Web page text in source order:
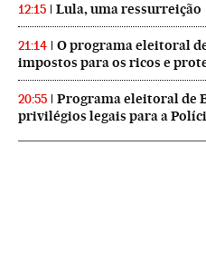
12:15 Lula, uma ressurreição
21:14
O programa eleitoral
impostos para os ricos e
20:55
Programa eleitoral de
privilégios legais para a